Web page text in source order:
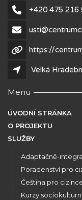
+420 475 216
https://
Velká
Menu
ÚVODNÍ STRÁNKA
O PROJEKTU
SLUŽBY
Adaptačně-
Poradenství pro
Čeština pro
Kurzy